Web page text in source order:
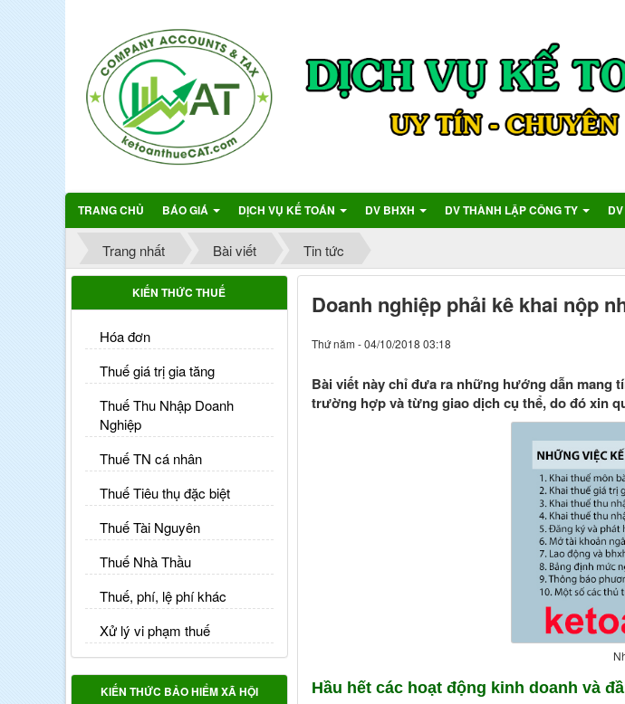
TRANG CHỦ BÁO GIÁ DỊCH VỤ KẾ TOÁN DV BHXH DV THÀNH LẬP CÔNG TY
Trang nhất Bài viết Tin tức
Doanh nghiệp phải kê khai nộp
Thứ năm - 04/10/2018 03:18
Bài viết này chỉ đưa ra những hướng dẫn mang
trường hợp và từng giao dịch cụ thể, do đó xin
Hầu hết các hoạt động kinh doanh và
KIẾN THỨC THUẾ
Hóa đơn
Thuế giá trị gia tăng
Thuế Thu Nhập Doanh
Nghiệp
Thuế TN cá nhân
Thuế Tiêu thụ đặc biệt
Thuế Tài Nguyên
Thuế Nhà Thầu
Thuế, phí, lệ phí khác
Xử lý vi phạm thuế
KIẾN THỨC BẢO HIỂM XÃ HỘI